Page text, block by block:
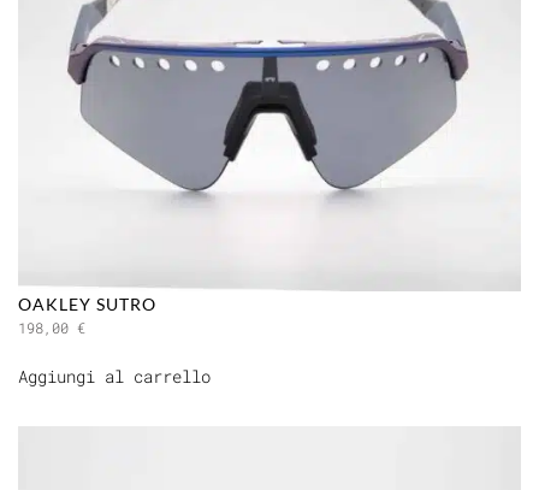
OAKLEY SUTRO
198,00 €
Aggiungi al carrello